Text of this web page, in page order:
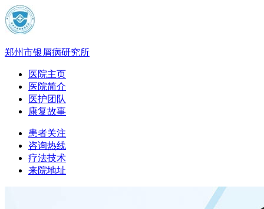
郑州市银屑病研究所
医院主页
医院简介
医护团队
康复故事
患者关注
咨询热线
疗法技术
来院地址